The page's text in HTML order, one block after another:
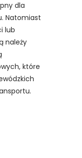
dla
Natomiast
lub
należy
które